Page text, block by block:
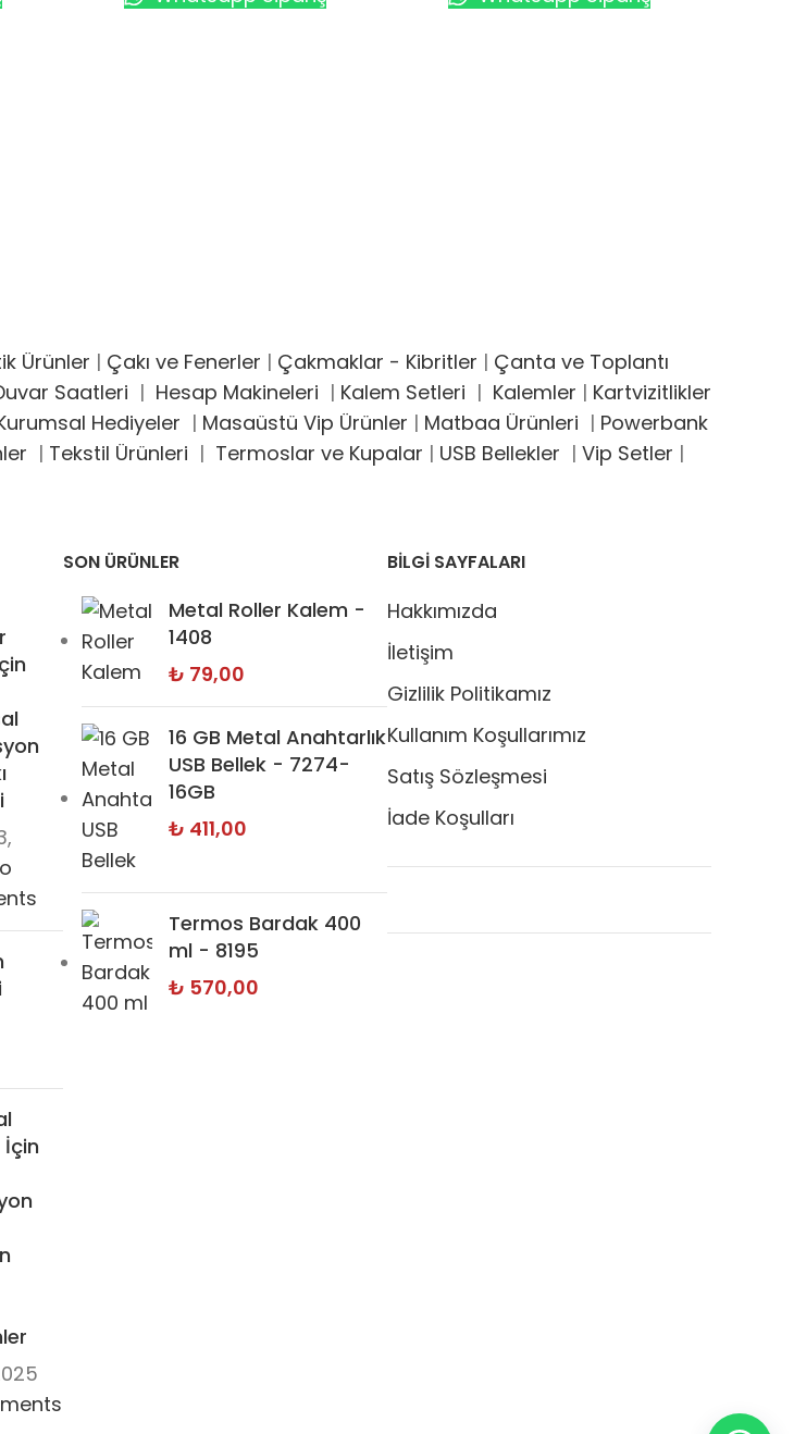
Ürünler | Çakı ve Fenerler | Çakmaklar - Kibritler | Çanta ve Toplantı
Saatleri | Hesap Makineleri | Kalem Setleri | Kalemler | Kartvizitlikler
Hediyeler | Masaüstü Vip Ürünler | Matbaa Ürünleri | Powerbank
| Tekstil Ürünleri | Termoslar ve Kupalar | USB Bellekler | Vip Setler |
SON ÜRÜNLER
Metal Roller Kalem -
1408
₺ 79,00
16 GB Metal Anahtarlık
USB Bellek - 7274-
16GB
₺ 411,00
Termos Bardak 400
ml - 8195
₺ 570,00
BİLGİ SAYFALARI
Hakkımızda
İletişim
Gizlilik Politikamız
Kullanım Koşullarımız
Satış Sözleşmesi
İade Koşulları